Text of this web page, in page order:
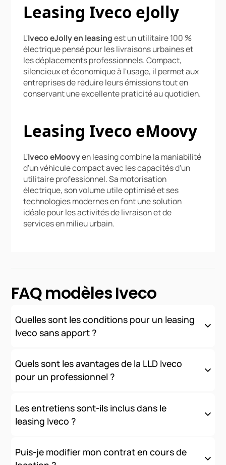
Leasing Iveco eJolly
L'Iveco eJolly en leasingest un utilitaire 100 %
électrique pensé pour les livraisons urbaines et
les déplacements professionnels. Compact,
silencieux et économique à l'usage, il permet aux
entreprises de réduire leurs émissions tout en
conservant une excellente praticité au quotidien.
Leasing Iveco eMoovy
L'Iveco eMoovyen leasing combine la maniabilité
d'un véhicule compact avec les capacités d'un
utilitaire professionnel. Sa motorisation
électrique, son volume utile optimisé et ses
technologies modernes en font une solution
idéale pour les activités de livraison et de
services en milieu urbain.
FAQ modèles Iveco
Quelles sont les conditions pour un leasing
Iveco sans apport ?
initial, sous réserve d'acceptation de votre dossier. Les
conditions varient selon votre profil (professionnel ou
particulier) et le modèle choisi.
Quels sont les avantages de la LLD Iveco
pour un professionnel ?
loyers déductibles, préservation de la trésorerie, pas
d'immobilisation au bilan, et une gestion simplifiée de votre
parc automobile.
Les entretiens sont-ils inclus dans le
leasing Iveco ?
l'entretien, l'assistance et les services connectés. Les
modalités exactes dépendent de la formule choisie.
Puis-je modifier mon contrat en cours de